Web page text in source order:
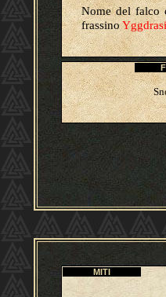
Nome del falco
frassino
MITI